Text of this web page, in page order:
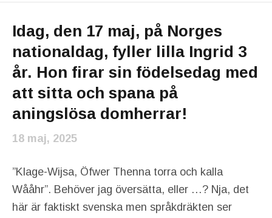
Idag, den 17 maj, på Norges
nationaldag, fyller lilla Ingrid 3
år. Hon firar sin födelsedag med
att sitta och spana på
aningslösa domherrar!
18 maj, 2025
”Klage-Wijsa, Öfwer Thenna torra och kalla
Wååhr”. Behöver jag översätta, eller …? Nja, det
här är faktiskt svenska men språkdräkten ser